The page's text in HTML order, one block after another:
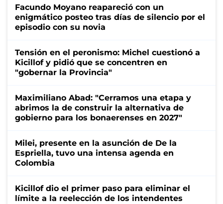
Facundo Moyano reapareció con un
enigmático posteo tras días de silencio por el
episodio con su novia
Tensión en el peronismo: Michel cuestionó a
Kicillof y pidió que se concentren en
"gobernar la Provincia"
Maximiliano Abad: "Cerramos una etapa y
abrimos la de construir la alternativa de
gobierno para los bonaerenses en 2027"
Milei, presente en la asunción de De la
Espriella, tuvo una intensa agenda en
Colombia
Kicillof dio el primer paso para eliminar el
límite a la reelección de los intendentes